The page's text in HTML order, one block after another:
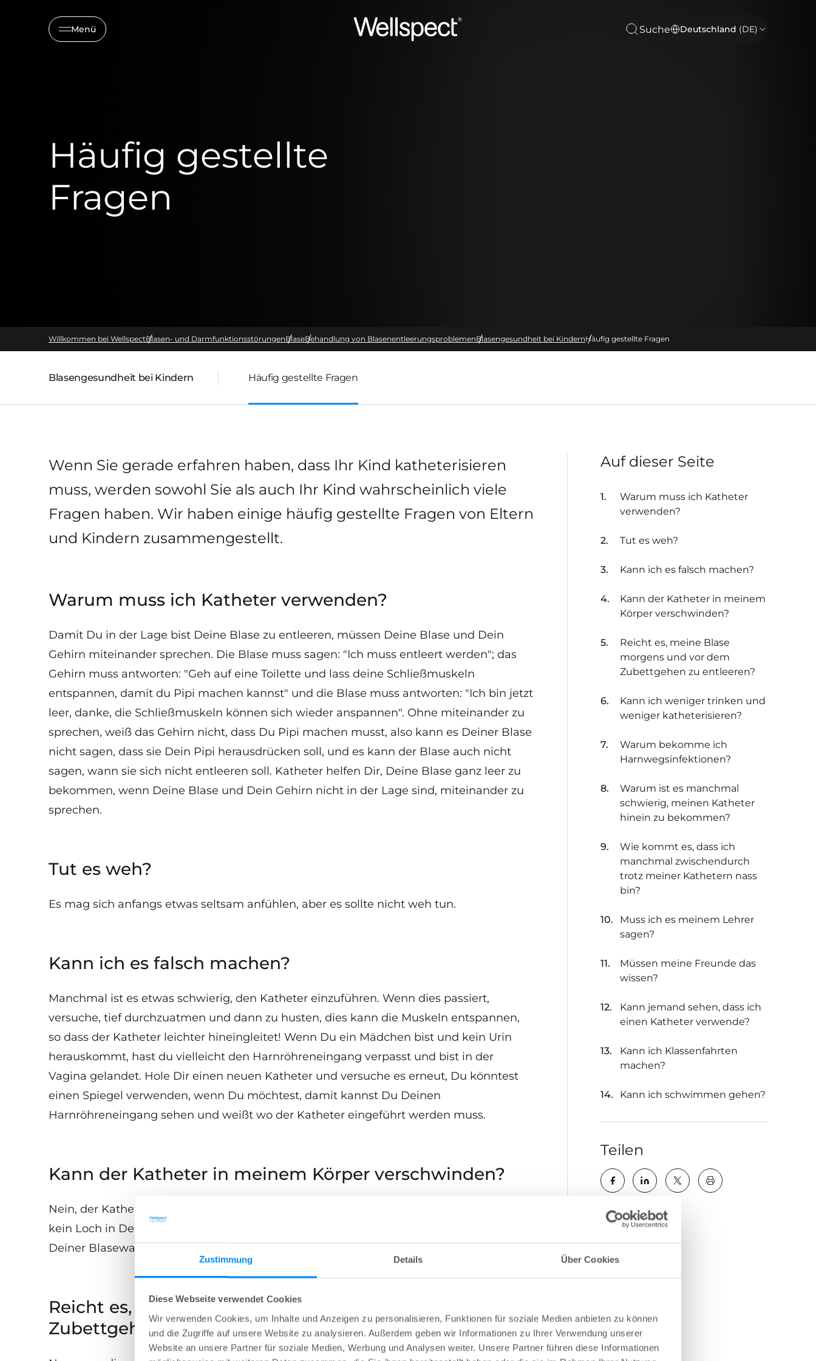
Zustimmung Details Über Cookies
Diese Webseite verwendet Cookies
Wir verwenden Cookies, um Inhalte und Anzeigen zu personalisieren, Funktionen für soziale Medien anbieten zu können
und die Zugriffe auf unsere Website zu analysieren. Außerdem geben wir Informationen zu Ihrer Verwendung unserer
Website an unsere Partner für soziale Medien, Werbung und Analysen weiter. Unsere Partner führen diese Informationen
Menü
Wellspect
Suche Deutschland (DE)
Häufig gestellte
Fragen
Willkommen bei WellspectBlasen- und DarmfunktionsstörungenBlaseBehandlung von BlasenentleerungsproblemenBlasengesundheit bei KindernHäufig gestellte Fragen
übergeordnete Seite:
Blasengesundheit bei Kindern Häufig gestellte Fragen
Wenn Sie gerade erfahren haben, dass Ihr Kind katheterisieren
muss, werden sowohl Sie als auch Ihr Kind wahrscheinlich viele
Fragen haben. Wir haben einige häufig gestellte Fragen von Eltern
und Kindern zusammengestellt.
Warum muss ich Katheter verwenden?
Damit Du in der Lage bist Deine Blase zu entleeren, müssen Deine Blase und Dein
Gehirn miteinander sprechen. Die Blase muss sagen: "Ich muss entleert werden"; das
Gehirn muss antworten: "Geh auf eine Toilette und lass deine Schließmuskeln
entspannen, damit du Pipi machen kannst" und die Blase muss antworten: "Ich bin jetzt
leer, danke, die Schließmuskeln können sich wieder anspannen". Ohne miteinander zu
sprechen, weiß das Gehirn nicht, dass Du Pipi machen musst, also kann es Deiner Blase
nicht sagen, dass sie Dein Pipi herausdrücken soll, und es kann der Blase auch nicht
sagen, wann sie sich nicht entleeren soll. Katheter helfen Dir, Deine Blase ganz leer zu
bekommen, wenn Deine Blase und Dein Gehirn nicht in der Lage sind, miteinander zu
sprechen.
Tut es weh?
Es mag sich anfangs etwas seltsam anfühlen, aber es sollte nicht weh tun.
Kann ich es falsch machen?
Manchmal ist es etwas schwierig, den Katheter einzuführen. Wenn dies passiert,
versuche, tief durchzuatmen und dann zu husten, dies kann die Muskeln entspannen,
so dass der Katheter leichter hineingleitet! Wenn Du ein Mädchen bist und kein Urin
herauskommt, hast du vielleicht den Harnröhreneingang verpasst und bist in der
Vagina gelandet. Hole Dir einen neuen Katheter und versuche es erneut, Du könntest
einen Spiegel verwenden, wenn Du möchtest, damit kannst Du Deinen
Harnröhreneingang sehen und weißt wo der Katheter eingeführt werden muss.
Kann der Katheter in meinem Körper verschwinden?
Nein, der Katheter kann nie weiter als in Deine Blase eingeführt werden. Es kann auch
kein Loch in Deine Blase stechen, da sich der Katheter biegt, wenn er auf das Innere
Deiner Blasewand trifft.
Reicht es, meine Blase morgens und vor dem
Zubettgehen zu entleeren?
Auf dieser Seite
Warum muss ich Katheter
verwenden?
Tut es weh?
Kann ich es falsch machen?
Kann der Katheter in meinem
Körper verschwinden?
Reicht es, meine Blase
morgens und vor dem
Zubettgehen zu entleeren?
Kann ich weniger trinken und
weniger katheterisieren?
Warum bekomme ich
Harnwegsinfektionen?
Warum ist es manchmal
schwierig, meinen Katheter
hinein zu bekommen?
Wie kommt es, dass ich
manchmal zwischendurch
trotz meiner Kathetern nass
bin?
Muss ich es meinem Lehrer
sagen?
Müssen meine Freunde das
wissen?
Kann jemand sehen, dass ich
einen Katheter verwende?
Kann ich Klassenfahrten
machen?
Kann ich schwimmen gehen?
Teilen
key:global.print-this-